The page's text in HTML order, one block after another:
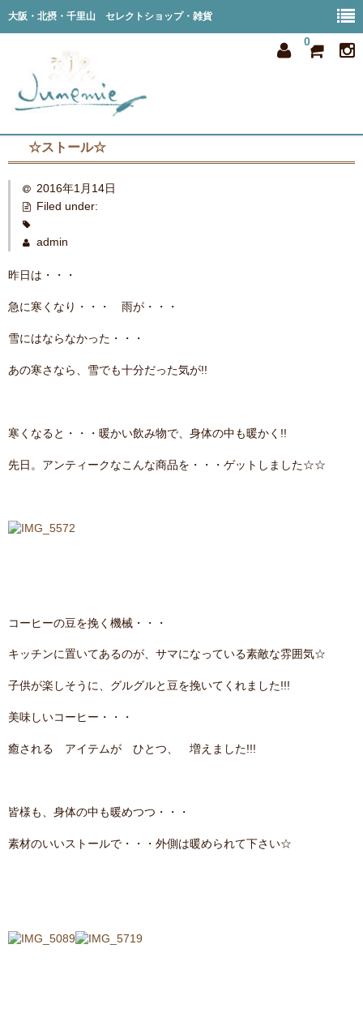
大阪・北摂・千里山 セレクトショップ・雑貨
0
all item
member
blog
☆ストール☆
2016年1月14日
Filed under:
admin
昨日は・・・
急に寒くなり・・・ 雨が・・・
雪にはならなかった・・・
あの寒さなら、雪でも十分だった気が!!
寒くなると・・・暖かい飲み物で、身体の中も暖かく!!
先日。アンティークなこんな商品を・・・ゲットしました☆☆
コーヒーの豆を挽く機械・・・
キッチンに置いてあるのが、サマになっている素敵な雰囲気☆
子供が楽しそうに、グルグルと豆を挽いてくれました!!!
美味しいコーヒー・・・
癒される アイテムが ひとつ、 増えました!!!
皆様も、身体の中も暖めつつ・・・
素材のいいストールで・・・外側は暖められて下さい☆